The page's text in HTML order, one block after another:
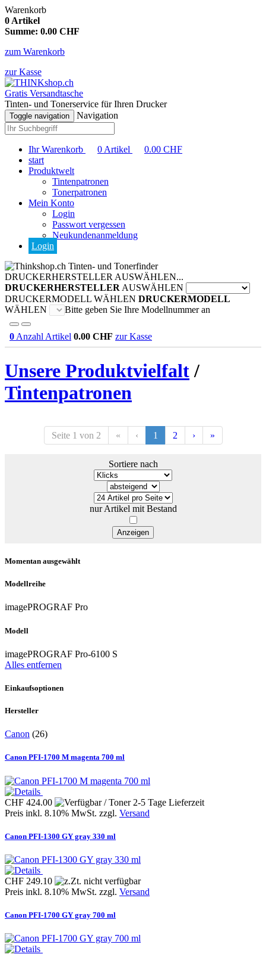
Warenkorb
0 Artikel
Summe: 0.00 CHF
zum Warenkorb
zur Kasse
Gratis Versandtasche
Tinten- und Tonerservice für Ihren Drucker
Toggle navigation Navigation
Ihr Warenkorb 0 Artikel 0.00 CHF
start
Produktwelt
Tintenpatronen
Tonerpatronen
Mein Konto
Login
Passwort vergessen
Neukundenanmeldung
Login
Tinten- und Tonerfinder
DRUCKERHERSTELLER AUSWÄHLEN...
DRUCKERHERSTELLER AUSWÄHLEN
DRUCKERMODELL WÄHLEN DRUCKERMODELL
WÄHLEN
Bitte geben Sie Ihre Modellnummer an
0 Anzahl Artikel 0.00 CHF zur Kasse
Unsere Produktvielfalt/
Tintenpatronen
Seite 1 von 2 « ‹ 1 2 › »
Sortiere nach
nur Artikel mit Bestand
Momentan ausgewählt
Modellreihe
imagePROGRAF Pro
Modell
imagePROGRAF Pro-6100 S
Alles entfernen
Einkaufsoptionen
Hersteller
Canon (26)
Canon PFI-1700 M magenta 700 ml
CHF 424.00
Preis inkl. 8.10% MwSt. zzgl. Versand
Canon PFI-1300 GY gray 330 ml
CHF 249.10
Preis inkl. 8.10% MwSt. zzgl. Versand
Canon PFI-1700 GY gray 700 ml